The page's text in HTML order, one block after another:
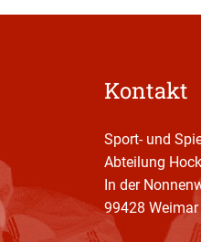
Kontakt
Sport- und
Abteilung
In der
99428